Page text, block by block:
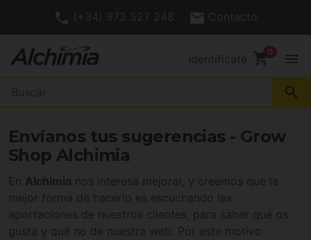
(+34) 972 527 248 Contacto
Identifícate shopping_cart menu
search
Envíanos tus sugerencias - Grow
Shop Alchimia
En Alchimia nos interesa mejorar, y creemos que la
mejor forma de hacerlo es escuchando las
aportaciones de nuestros clientes, para saber qué os
gusta y qué no de nuestra web. Por este motivo